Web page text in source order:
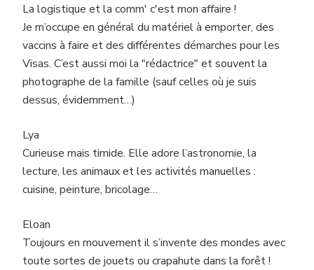
La logistique et la comm' c'est mon affaire !
Je m’occupe en général du matériel à emporter, des
vaccins à faire et des différentes démarches pour les
Visas. C’est aussi moi la "rédactrice" et souvent la
photographe de la famille (sauf celles où je suis
dessus, évidemment…)
Lya
Curieuse mais timide. Elle adore l’astronomie, la
lecture, les animaux et les activités manuelles :
cuisine, peinture, bricolage…
Eloan
Toujours en mouvement il s’invente des mondes avec
toute sortes de jouets ou crapahute dans la forêt !